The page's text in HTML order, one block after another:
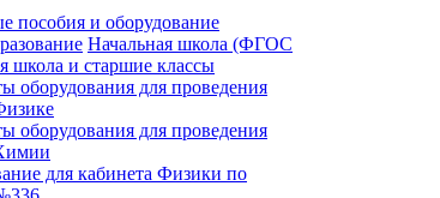
пособия и оборудование
Начальная школа (ФГОС
школа и старшие классы
оборудования для проведения
оборудования для проведения
для кабинета Физики по